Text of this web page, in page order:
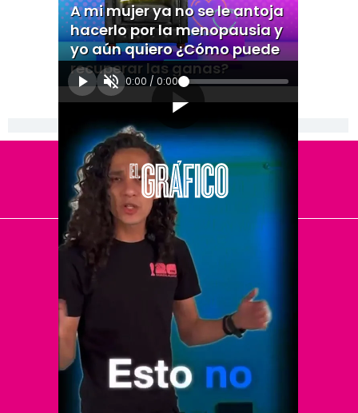
A mi mujer ya no se le antoja
hacerlo por la menopausia y
yo aún quiero ¿Cómo puede
recuperar las ganas?
0:00 / 0:00
[Publicidad]
El Universal
Vive USA
Clase
De 10 sports
DeDinero